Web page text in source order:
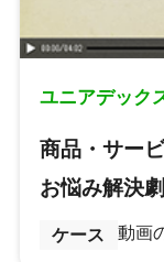
ユニアデック
商品・サー
お悩み解決
ケース 動画